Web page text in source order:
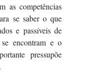
as competências
se saber o que
e passíveis de
encontram e o
pressupõe